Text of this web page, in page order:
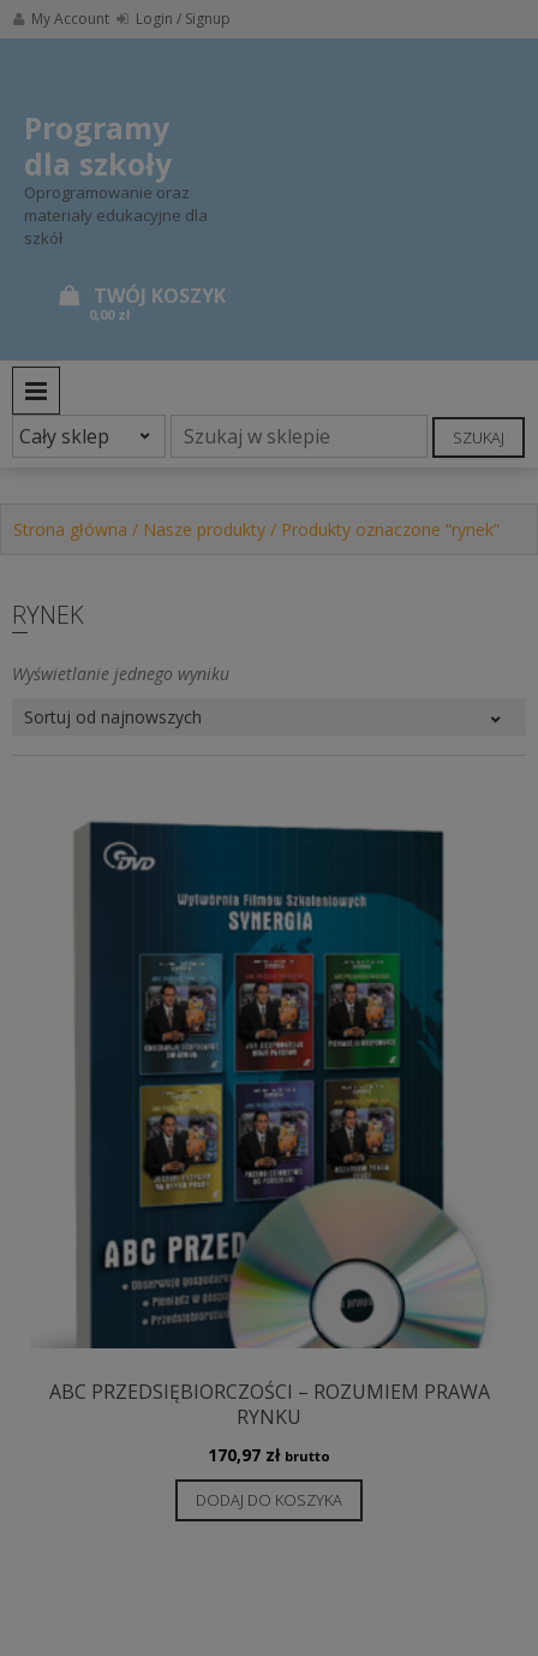
Skip
to
My Account Login / Signup
Programy
dla szkoły
Oprogramowanie oraz
materiały edukacyjne dla
szkół
0,00 zł
SZUKAJ
Strona główna / Nasze produkty / Produkty oznaczone “rynek”
RYNEK
Wyświetlanie jednego wyniku
ABC PRZEDSIĘBIORCZOŚCI – ROZUMIEM PRAWA
RYNKU
170,97 zł brutto
DODAJ DO KOSZYKA